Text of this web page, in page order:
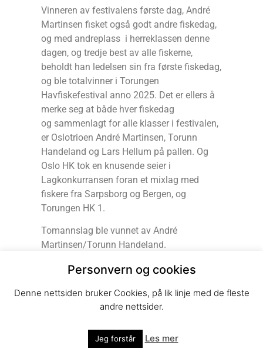
Vinneren av festivalens første dag, André
Martinsen fisket også godt andre fiskedag,
og med andreplass i herreklassen denne
dagen, og tredje best av alle fiskerne,
beholdt han ledelsen sin fra første fiskedag,
og ble totalvinner i Torungen
Havfiskefestival anno 2025. Det er ellers å
merke seg at både hver fiskedag
og sammenlagt for alle klasser i festivalen,
er Oslotrioen André Martinsen, Torunn
Handeland og Lars Hellum på pallen. Og
Oslo HK tok en knusende seier i
Lagkonkurransen foran et mixlag med
fiskere fra Sarpsborg og Bergen, og
Torungen HK 1.
Tomannslag ble vunnet av André
Martinsen/Torunn Handeland.
Jeg viser ellers til resultatlistene nedenfor
tilstedeværende premievinnerne blir vist.
RESULTATER SAMMENLAGT
Personvern og cookies
Denne nettsiden bruker Cookies, på lik linje med de fleste
andre nettsider.
Jeg forstår Les mer